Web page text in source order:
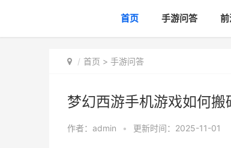
首页 手游问答
首页 > 手游问答
梦幻西游手机游戏如何
作者： admin • 更新时间：2025-11-01